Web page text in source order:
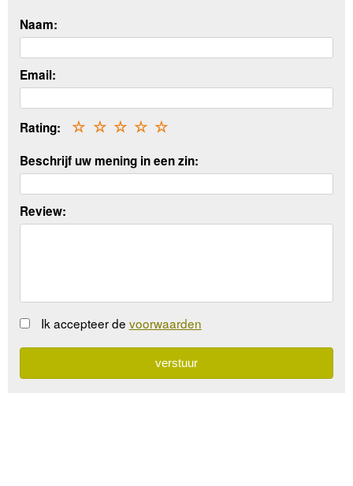
Naam:
Email:
Rating: ☆
☆
☆
☆
☆
Beschrijf uw mening in een zin:
Review:
Ik accepteer de voorwaarden